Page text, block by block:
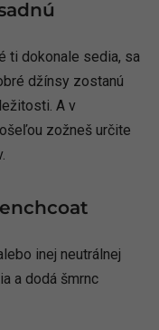
ti dokonale sedia, sa
džínsy zostanú
A v
zožneš určite
inej neutrálnej
a dodá šmrnc